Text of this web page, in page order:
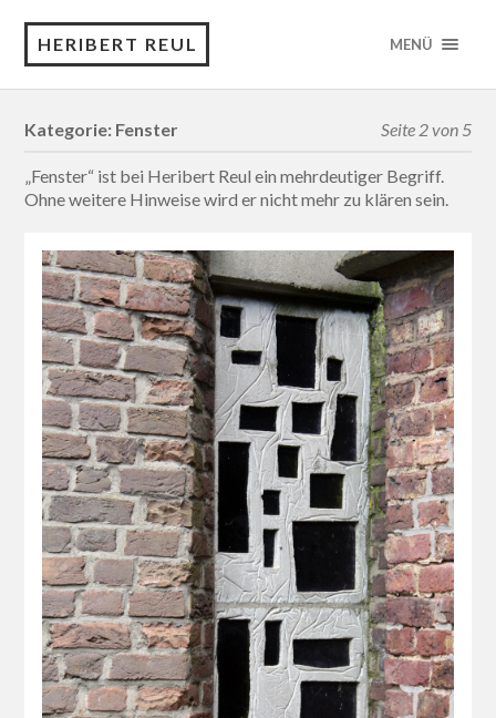
HERIBERT REUL MENÜ
Kategorie: Fenster Seite 2 von 5
„Fenster“ ist bei Heribert Reul ein mehrdeutiger Begriff.
Ohne weitere Hinweise wird er nicht mehr zu klären sein.